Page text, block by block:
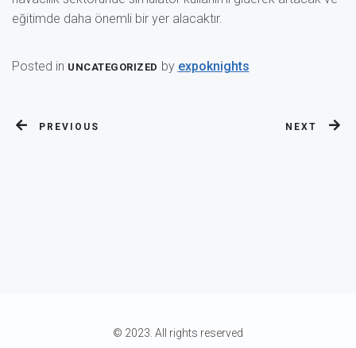
eğitimde daha önemli bir yer alacaktır.
Posted in UNCATEGORIZED by expoknights
PREVIOUS NEXT
© 2023. All rights reserved